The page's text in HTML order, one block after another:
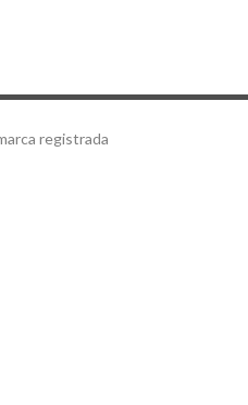
registrada